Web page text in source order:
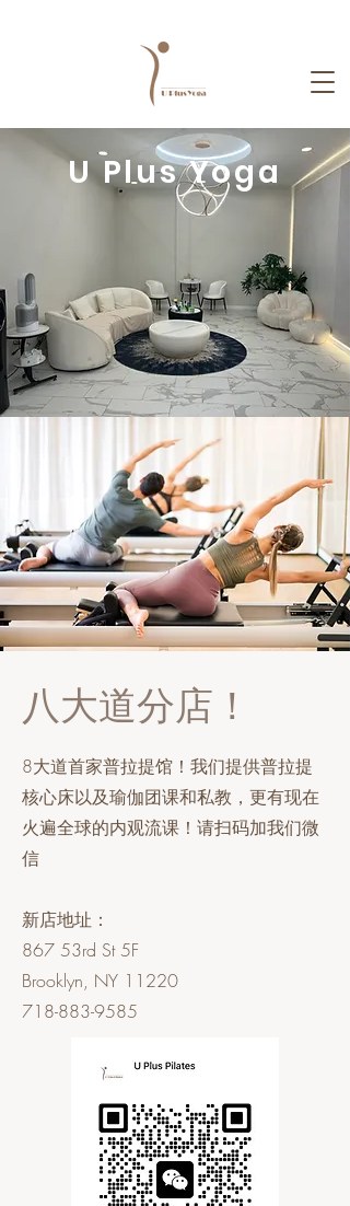
U Plus Yoga
八大道分店！
8大道首家普拉提馆！我们提供普拉提
核心床以及瑜伽团课和私教，更有现在
火遍全球的内观流课！请扫码加我们微
信
新店地址：​
867 53rd St 5F
Brooklyn, NY 11220
718-883-9585